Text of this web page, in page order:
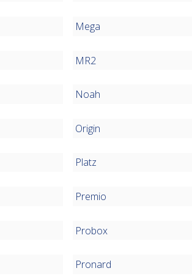
Mega
MR2
Noah
Origin
Platz
Premio
Probox
Pronard